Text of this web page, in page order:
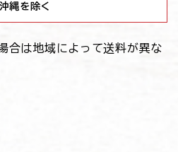
縄を除く
合は地域によって送料が異な